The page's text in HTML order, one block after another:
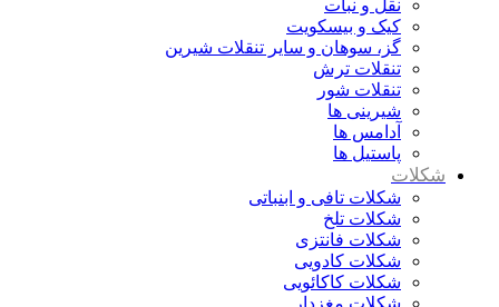
نقل و نبات
کیک و بیسکویت
گز، سوهان و سایر تنقلات شیرین
تنقلات ترش
تنقلات شور
شیرینی ها
آدامس ها
پاستیل ها
شکلات
شکلات تافی و ابنباتی
شکلات تلخ
شکلات فانتزی
شکلات کادویی
شکلات کاکائویی
شکلات مغزدار